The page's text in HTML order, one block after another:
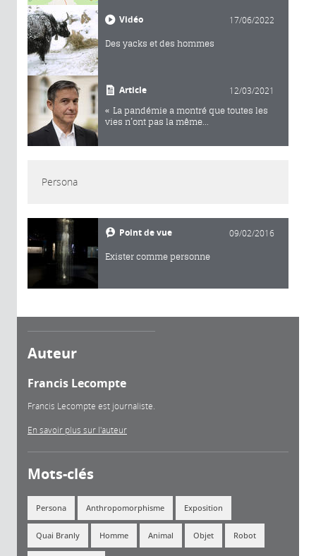
Vidéo 17/06/2022
Des yacks et des hommes
Article 12/03/2021
« La pandémie a montré que toutes les
vies n’ont pas la même...
Persona
Point de vue 09/02/2016
Exister comme personne
Auteur
Francis Lecompte
Francis Lecompte est journaliste.
En savoir plus sur l'auteur
Mots-clés
Persona Anthropomorphisme Exposition
Quai Branly Homme Animal Objet Robot